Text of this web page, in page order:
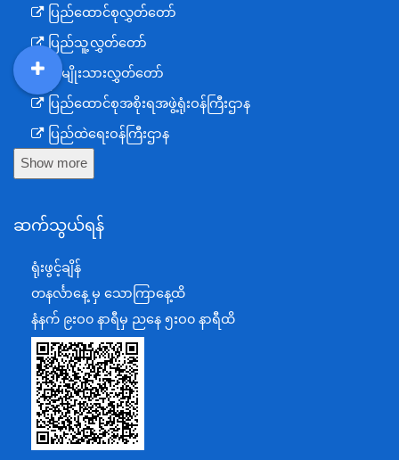
ပြည်ထောင်စုလွှတ်တော်
ပြည်သူ့လွှတ်တော်
အမျိုးသားလွှတ်တော်
ပြည်ထောင်စုအစိုးရအဖွဲ့ရုံးဝန်ကြီးဌာန
ပြည်ထဲရေးဝန်ကြီးဌာန
ကာကွယ်ရေးဝန်ကြီးဌာန
စီမံကိန်း၊ဘဏ္ဍာရေးနှင့်စက်မှုဝန်ကြီးဌာန
ရင်းနှီးမြှုပ်နှံမှုနှင့် နိုင်ငံခြားစီးပွားဆက်သွယ်ရေးဝန်ကြီးဌာန
အပြည်ပြည်ဆိုင်ရာပူးပေါင်းဆောင်ရွက်ရေးဝန်ကြီးဌာန
ပြန်ကြားရေးဝန်ကြီးဌာန
သာသနာရေးနှင့် ယဉ်ကျေးမှုဝန်ကြီးဌာန
စိုက်ပျိုးရေး၊မွေးမြူရေးနှင့်ဆည်မြောင်းဝန်ကြီးဌာန
ပို့ဆောင်ရေးနှင့်ဆက်သွယ်ရေးဝန်ကြီးဌာန
သယံဇာတနှင့်ပတ်ဝန်းကျင်ထိန်းသိမ်းရေးဝန်ကြီးဌာန
Show more
ဆက်သွယ်ရန်
ရုံးဖွင့်ချိန်
တနင်္လာနေ့ မှ သောကြာနေ့ထိ
နံနက် ၉းဝ၀ နာရီမှ ညနေ ၅းဝ၀ နာရီထိ
DDM